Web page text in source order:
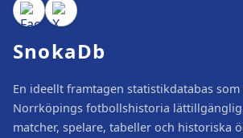
SnokaDb
En ideellt framtagen statistikdatabas
Norrköpings fotbollshistoria
matcher, spelare, tabeller och historiska